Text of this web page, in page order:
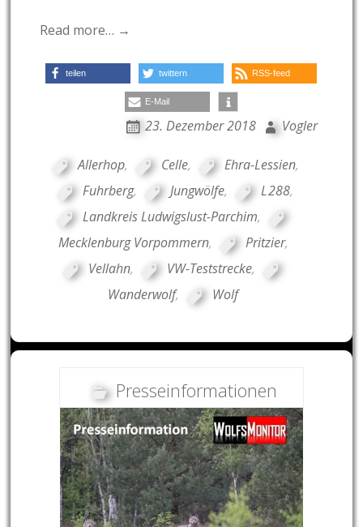
Read more… →
teilen twittern RSS-feed
E-Mail
23. Dezember 2018 Vogler
Allerhop, Celle, Ehra-Lessien,
Fuhrberg, Jungwölfe, L 288,
Landkreis Ludwigslust-Parchim,
Mecklenburg Vorpommern, Pritzier,
Vellahn, VW-Teststrecke,
Wanderwolf, Wolf
Presseinformationen